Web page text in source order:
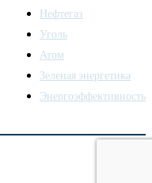
Нефтегаз
Уголь
Атом
Зеленая энергетика
Энергоэффективность